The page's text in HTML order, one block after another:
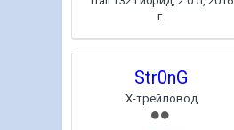
г.
Str0nG
Х-трейловод